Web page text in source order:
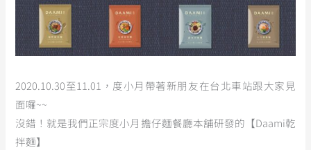
2020.10.30至11.01，度小月帶著新朋友在台北車站跟大家見
面囉~~
沒錯！就是我們正宗度小月擔仔麵餐廳本舖研發的【Daami乾
拌麵】